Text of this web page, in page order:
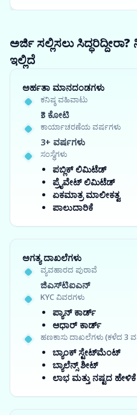
ಅರ್ಜಿ ಸಲ್ಲಿಸಲು
ಇಲ್ಲಿದೆ
ಅರ್ಹತಾ ಮಾನದಂಡಗಳು
ಕನಿಷ್ಠ ವಹಿವಾಟು
₹3 ಕೋಟಿ
ಕಾರ್ಯಾಚರಣೆಯ ವರ್ಷಗಳು
3+ ವರ್ಷಗಳು
ಸಂಸ್ಥೆಗಳು
ಪಬ್ಲಿಕ್ ಲಿಮಿಟೆಡ್
ಪ್ರೈವೇಟ್ ಲಿಮಿಟೆಡ್
ಏಕಮಾತ್ರ ಮಾಲೀಕತ್ವ
ಪಾಲುದಾರಿಕೆ
ಅಗತ್ಯ ದಾಖಲೆಗಳು
ವ್ಯವಹಾರದ ಪುರಾವೆ
ಜಿಎಸ್‍ಟಿಐಎನ್
KYC ವಿವರಗಳು
ಪ್ಯಾನ್ ಕಾರ್ಡ್
ಆಧಾರ್ ಕಾರ್ಡ್
ಹಣಕಾಸು ದಾಖಲೆಗಳು (ಕಳೆದ 3
ಬ್ಯಾಂಕ್ ಸ್ಟೇಟ್‌ಮೆಂಟ್
ಬ್ಯಾಲೆನ್ಸ್ ಶೀಟ್
ಲಾಭ ಮತ್ತು ನಷ್ಟದ ಹೇಳಿಕೆ